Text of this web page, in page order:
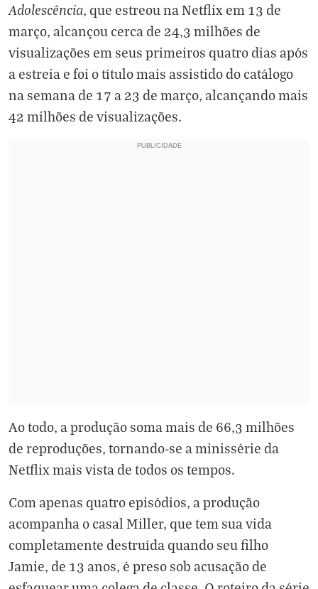
Adolescência, que estreou na Netflix em 13 de
março, alcançou cerca de 24,3 milhões de
visualizações em seus primeiros quatro dias após
a estreia e foi o título mais assistido do catálogo
na semana de 17 a 23 de março, alcançando mais
42 milhões de visualizações.
Ao todo, a produção soma mais de 66,3 milhões
de reproduções, tornando-se a minissérie da
Netflix mais vista de todos os tempos.
Com apenas quatro episódios, a produção
acompanha o casal Miller, que tem sua vida
completamente destruída quando seu filho
Jamie, de 13 anos, é preso sob acusação de